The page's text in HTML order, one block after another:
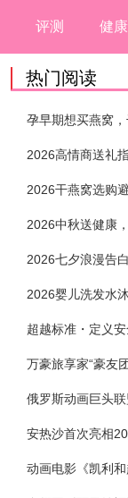
评测 健康
热门阅读